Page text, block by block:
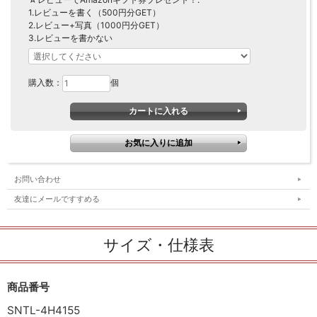
1.レビューを書く（500円分GET）
2.レビュー+写真（1000円分GET）
3.レビューを書かない
購入数： 個
お問い合わせ
友達にメールですすめる
サイズ・仕様表
商品番号
SNTL-4H4155